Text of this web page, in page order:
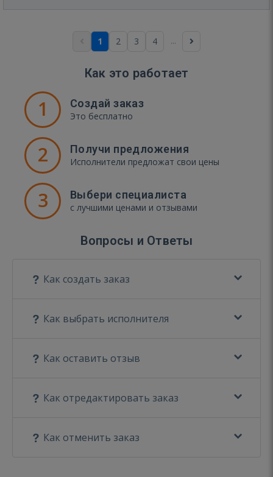
1 2 3 4 ...
Как это работает
1 Создай заказ
Это бесплатно
2 Получи предложения
Исполнители предложат свои цены
3 Выбери специалиста
с лучшими ценами и отзывами
Вопросы и Ответы
Как создать заказ
Как выбрать исполнителя
Как оставить отзыв
Как отредактировать заказ
Как отменить заказ